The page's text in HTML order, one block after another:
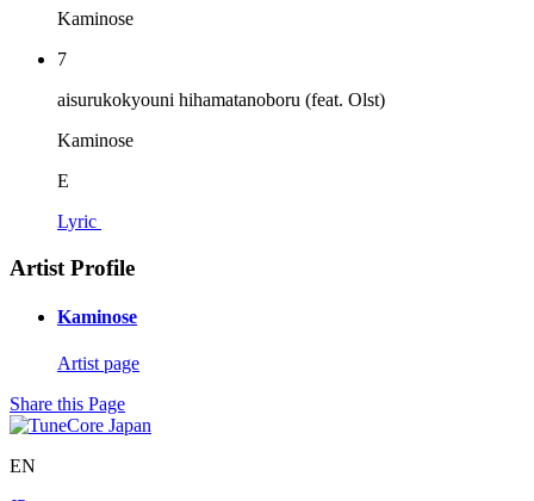
Kaminose
7
aisurukokyouni hihamatanoboru (feat. Olst)
Kaminose
E
Lyric
Artist Profile
Kaminose
Artist page
Share this Page
EN